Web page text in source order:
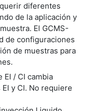
diferentes
de la aplicación y
El GCMS-
de configuraciones
de muestras para
/ CI cambia
y CI. No requiere